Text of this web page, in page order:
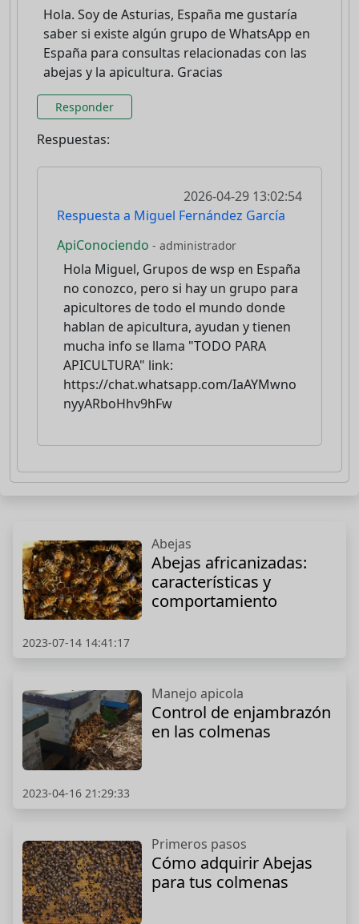
Hola. Soy de Asturias, España me gustaría
saber si existe algún grupo de WhatsApp en
España para consultas relacionadas con las
abejas y la apicultura. Gracias
Responder
Respuestas:
2026-04-29 13:02:54
Respuesta a Miguel Fernández García
ApiConociendo - administrador
Hola Miguel, Grupos de wsp en España
no conozco, pero si hay un grupo para
apicultores de todo el mundo donde
hablan de apicultura, ayudan y tienen
mucha info se llama "TODO PARA
APICULTURA" link:
https://chat.whatsapp.com/IaAYMwno
nyyARboHhv9hFw
Abejas
Abejas africanizadas:
características y
comportamiento
2023-07-14 14:41:17
Manejo apicola
Control de enjambrazón
en las colmenas
2023-04-16 21:29:33
Primeros pasos
Cómo adquirir Abejas
para tus colmenas